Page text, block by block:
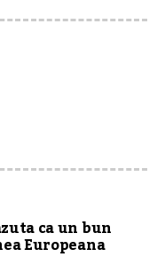
ca un bun
Europeana